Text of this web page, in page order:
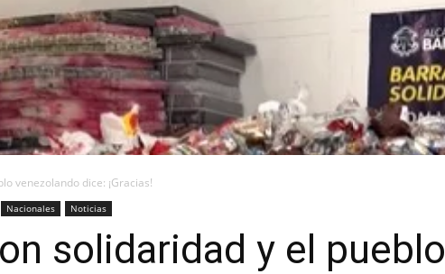
venezolando dice: ¡Gracias!
Nacionales Noticias
solidaridad y el pueblo